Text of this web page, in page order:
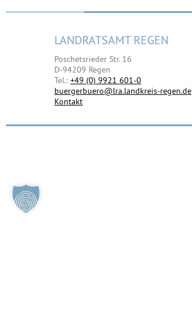
LANDRATSAMT REGEN
Poschetsrieder Str. 16
D-94209 Regen
Tel.: +49 (0) 9921 601-0
buergerbuero@lra.landkreis-regen.de
Kontakt